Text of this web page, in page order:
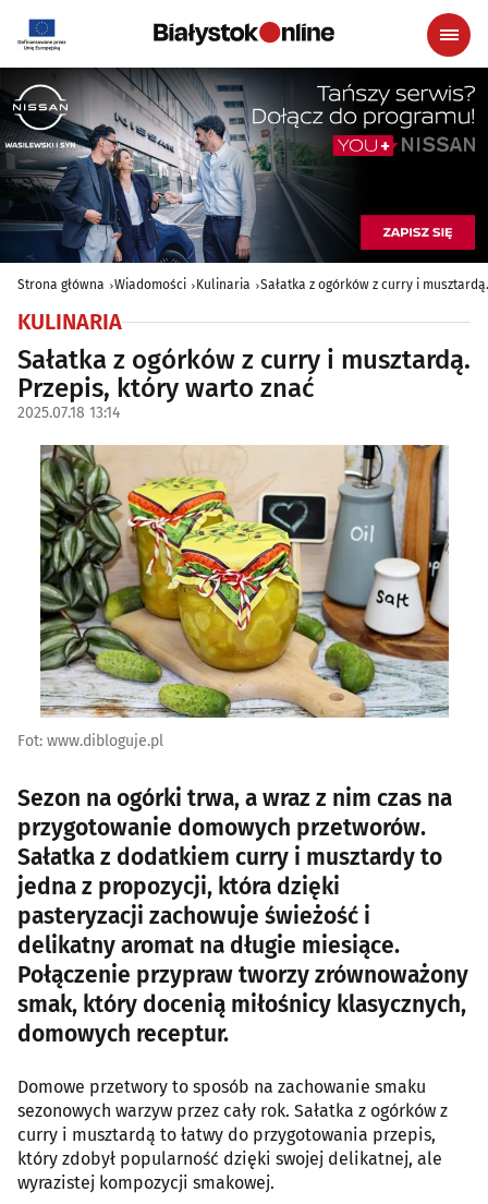
Strona główna Wiadomości Kulinaria Sałatka z ogórków z curry i
KULINARIA
Sałatka z ogórków z curry i musztardą.
Przepis, który warto znać
2025.07.18 13:14
Fot: www.dibloguje.pl
Sezon na ogórki trwa, a wraz z nim czas na
przygotowanie domowych przetworów.
Sałatka z dodatkiem curry i musztardy to
jedna z propozycji, która dzięki
pasteryzacji zachowuje świeżość i
delikatny aromat na długie miesiące.
Połączenie przypraw tworzy zrównoważony
smak, który docenią miłośnicy klasycznych,
domowych receptur.
Domowe przetwory to sposób na zachowanie smaku
sezonowych warzyw przez cały rok. Sałatka z ogórków z
curry i musztardą to łatwy do przygotowania przepis,
który zdobył popularność dzięki swojej delikatnej, ale
wyrazistej kompozycji smakowej.